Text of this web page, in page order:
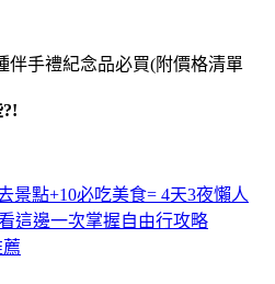
景點+10必吃美食= 4天3夜懶人
這邊一次掌握自由行攻略
薦